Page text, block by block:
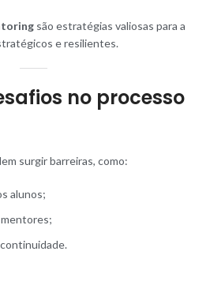
são estratégias valiosas para a
e resilientes.
no processo
surgir barreiras, como:
alunos;